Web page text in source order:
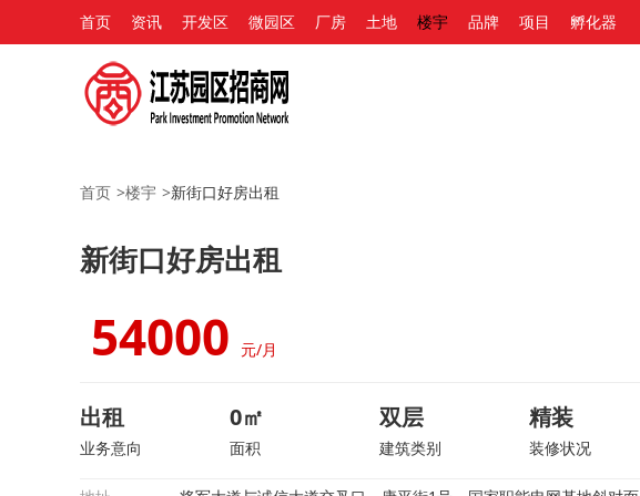
首页 资讯 开发区 微园区 厂房 土地 楼宇 品牌 项目 孵化器
首页 >楼宇 >新街口好房出租
新街口好房出租
54000 元/月
出租
业务意向
0㎡
面积
双层
建筑类别
精装
装修状况